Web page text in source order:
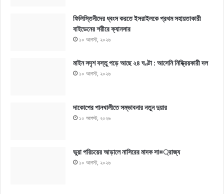
ফিলিস্তিনীদের ধ্বংস করতে ইসরাইলকে প্রথম সহায়তাকারী
বাইডেনের শরীরে ক্যানসার
১০ আগস্ট, ২০২৬
মাইন সদৃশ বস্তু পড়ে আছে ২৪ ঘণ্টা : আসেনি নিষ্ক্রিয়কারী দল
১০ আগস্ট, ২০২৬
দাকোপের পানখালীতে সম্ভাবনার নতুন দুয়ার
১০ আগস্ট, ২০২৬
ভুয়া পরিচয়ের আড়ালে নাসিরের মাদক সা¤্রাজ্য
১০ আগস্ট, ২০২৬